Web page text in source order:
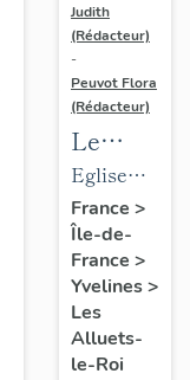
Judith
(Rédacteur)
-
Peuvot Flora
(Rédacteur)
Le
mobilier
de
l'église
Saint-
Nicolas
Eglise
paroissiale
Saint-
Nicolas
France >
Île-de-
France >
Yvelines>
Les
Alluets-
le-Roi